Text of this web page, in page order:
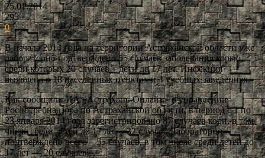
25.01.2014
295
0
В начала 2014 года на территории Астраханской области уже
лабораторно подтверждено 55 случаев заболевания корью,
среди которых 20 случаев – дети до 17 лет. Инфекция
выявлена в 18 населенных пунктах и 4 учебных заведениях.
Как сообщили ИА «Астрахань-Онлайн» в управлении
Роспотребнадзора по Астраханской области, в период с 1 по
23 января 2014 года зарегистрировано 87 случаев кори, в том
числе среди детей до 17 лет – 32 случая. Лабораторно
подтверждено всего – 55 случаев, в том числе среди детей до
17 лет — 20 случаев.